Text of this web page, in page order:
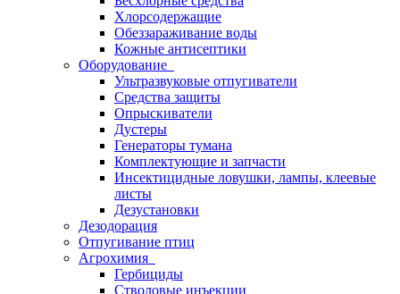
Хлорсодержащие
Обеззараживание воды
Кожные антисептики
Оборудование
Ультразвуковые отпугиватели
Средства защиты
Опрыскиватели
Дустеры
Генераторы тумана
Комплектующие и запчасти
Инсектицидные ловушки, лампы, клеевые
листы
Дезустановки
Дезодорация
Отпугивание птиц
Агрохимия
Гербициды
Стволовые инъекции